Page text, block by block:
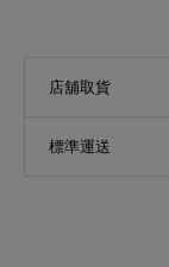
店舖取貨
標準運送